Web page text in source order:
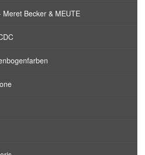
Becker & MEUTE